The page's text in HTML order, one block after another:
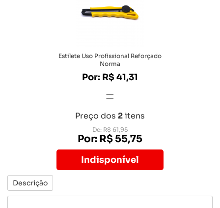
Estilete Uso Profissional Reforçado
Norma
Por: R$ 41,31
=
Preço dos 2itens
De: R$ 61,95
Por: R$ 55,75
Indisponível
Descrição